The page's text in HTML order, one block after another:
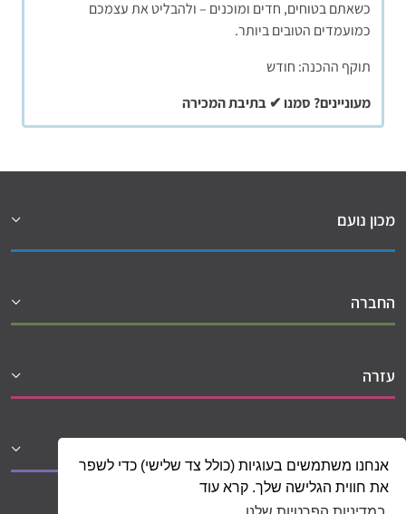
אנחנו משתמשים בעוגיות (כולל צד שלישי) כדי לשפר
את חווית הגלישה שלך. קרא עוד
כשאתם בטוחים, חדים ומוכנים – ולהבליט את עצמכם
כמועמדים הטובים ביותר.
תוקף ההכנה: חודש
מעוניינים? סמנו ✔ בתיבת המכירה
מכון נועם
החברה
עזרה